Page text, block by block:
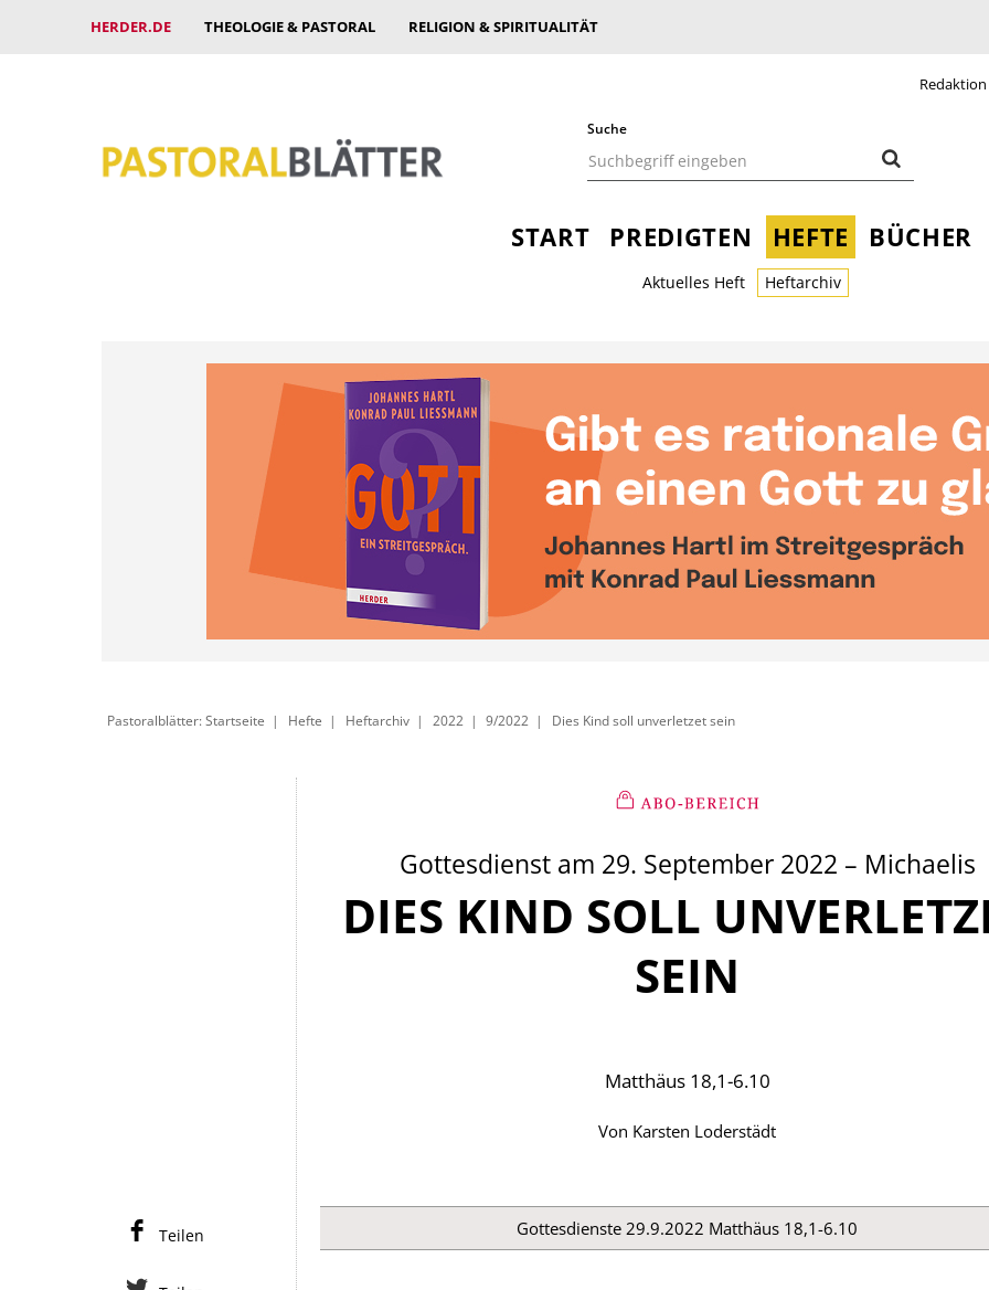
HERDER.DE THEOLOGIE & PASTORAL RELIGION & SPIRITUALITÄT
Redaktion
Suche
START PREDIGTEN HEFTE BÜCHER
Aktuelles Heft Heftarchiv
Pastoralblätter: Startseite Hefte Heftarchiv 2022 9/2022 Dies Kind soll unverletzet sein
Gottesdienst am 29. September 2022 – Michaelis
:
DIES KIND SOLL
SEIN
Matthäus 18,1-6.10
Von Karsten Loderstädt
Gottesdienste 29.9.2022 Matthäus 18,1-6.10
Teilen